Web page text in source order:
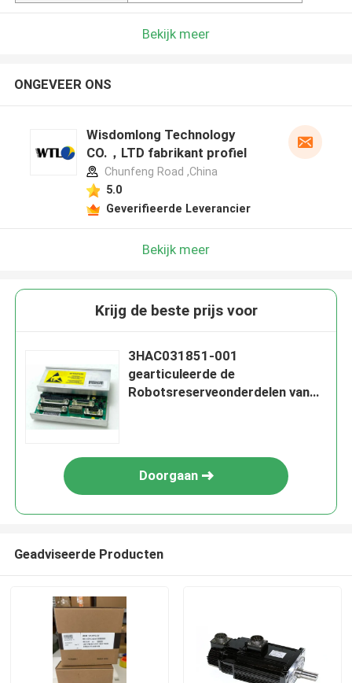
Bekijk meer
ONGEVEER ONS
Wisdomlong Technology
CO.，LTD fabrikant profiel
Chunfeng Road ,China
5.0
Geverifieerde Leverancier
Bekijk meer
Krijg de beste prijs voor
3HAC031851-001
gearticuleerde de
Robotsreserveonderdelen van
Doorgaan
Geadviseerde Producten